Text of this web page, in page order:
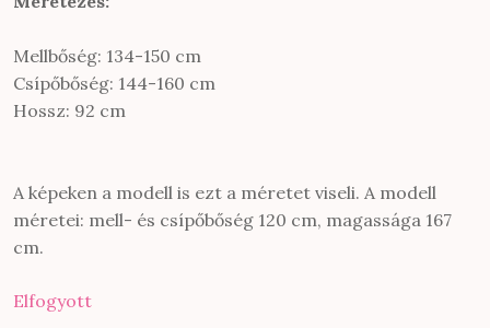
Mellbőség: 134-150 cm
Csípőbőség: 144-160 cm
Hossz: 92 cm
A képeken a modell is ezt a méretet viseli. A modell
méretei: mell- és csípőbőség 120 cm, magassága 167
cm.
Elfogyott